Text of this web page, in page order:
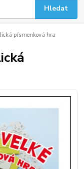
Hledat
písmenková hra